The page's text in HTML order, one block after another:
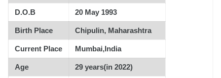
D.O.B 20 May 1993
Birth Place Chipulin, Maharashtra
Current Place Mumbai,India
Age 29 years(in 2022)